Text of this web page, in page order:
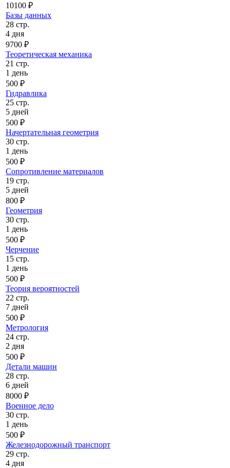
10100 ₽
Базы данных
28 стр.
4 дня
9700 ₽
Теоретическая механика
21 стр.
1 день
500 ₽
Гидравлика
25 стр.
5 дней
500 ₽
Начертательная геометрия
30 стр.
1 день
500 ₽
Сопротивление материалов
19 стр.
5 дней
800 ₽
Геометрия
30 стр.
1 день
500 ₽
Черчение
15 стр.
1 день
500 ₽
Теория вероятностей
22 стр.
7 дней
500 ₽
Метрология
24 стр.
2 дня
500 ₽
Детали машин
28 стр.
6 дней
8000 ₽
Военное дело
30 стр.
1 день
500 ₽
Железнодорожный транспорт
29 стр.
4 дня